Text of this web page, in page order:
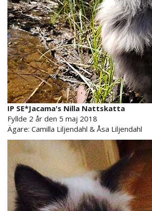
IP SE*Jacama's Nilla Nattskatta
Fyllde 2 år den 5 maj 2018
Ägare: Camilla Liljendahl & Åsa Liljendahl